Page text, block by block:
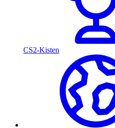
CS2-Kisten